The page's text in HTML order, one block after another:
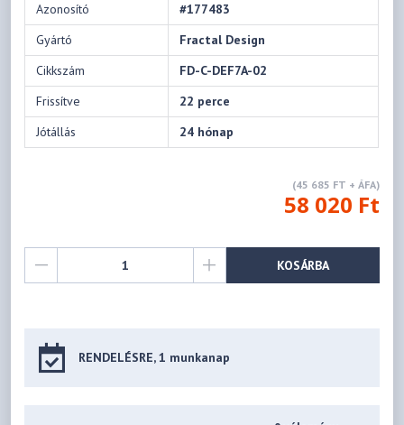
Azonosító
#177483
Gyártó
Fractal Design
Cikkszám
FD-C-DEF7A-02
Frissítve
22 perce
Jótállás
24 hónap
(45 685 FT + ÁFA)
58 020 Ft
KOSÁRBA
RENDELÉSRE, 1 munkanap